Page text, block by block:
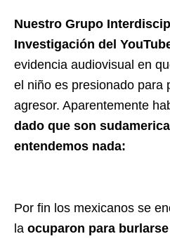
Nuestro Grupo
Investigación del
evidencia audiovisual en
el niño es presionado para
agresor. Aparentemente
dado que son
entendemos nada:
Por fin los mexicanos se
la ocuparon para